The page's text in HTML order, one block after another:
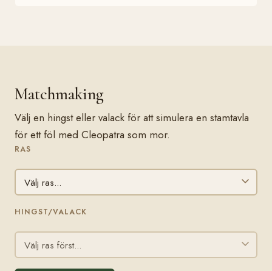
Matchmaking
Välj en hingst eller valack för att simulera en stamtavla
för ett föl med Cleopatra som mor.
RAS
HINGST/VALACK